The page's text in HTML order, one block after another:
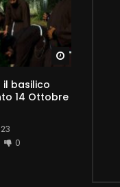
Watch Later
basilico
14 Ottobre
0